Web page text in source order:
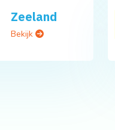
Zeeland
Bekijk